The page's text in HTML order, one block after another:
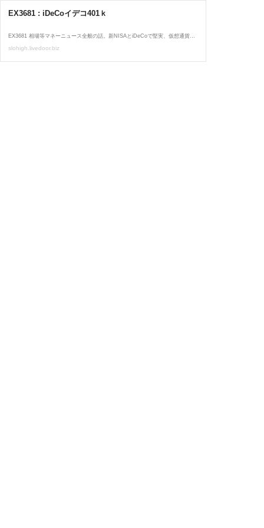
EX3681 : iDeCoイデコ401ｋ
EX3681 相場等マネーニュース全般の話。新NISAとiDeCoで堅実、仮想通貨暗号資産でアグレッシブ。投資投機界隈の末端で生きる。 iDeCoイデコ401ｋ 次の3件 > 2026年08月02日20:18 カテゴリ iDeCoイデコ401ｋ iDeCo14年8か月経過1923万円来年から積立最低額5000円に減額予定 ChatGPTにiDeCoの投資内容を毎月AI評価させます。記事は中ほど。 「来年になる手前から投資額の減額、月額積立5000円に変更予定（理由）」 6月のiDeCoや金投資の話題関連ニュース 個人的には助言受けるよりも自分で考えて動く方が良いと考えています。 厚生労働省はイ...
slohigh.livedoor.biz